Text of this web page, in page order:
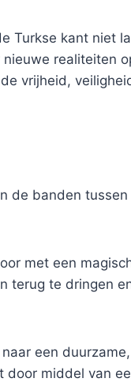
Turkse kant niet
realiteiten
vrijheid,
de banden
met een
terug te dringen
een
middel van